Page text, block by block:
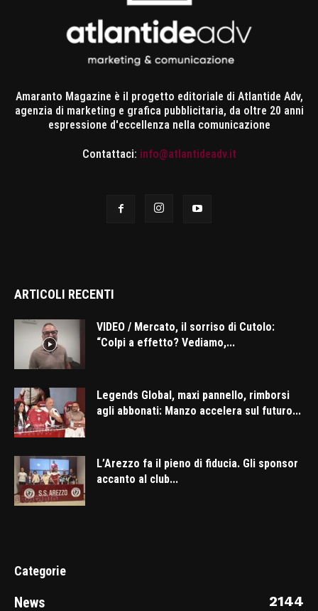
Amaranto Magazine è il progetto editoriale di Atlantide Adv,
agenzia di marketing e grafica pubblicitaria, da oltre 20 anni
espressione d'eccellenza nella comunicazione
Contattaci: info@atlantideadv.it
ARTICOLI RECENTI
VIDEO / Mercato, il sorriso di Cutolo:
“Colpi a effetto? Vediamo,...
Legends Global, maxi pannello, rimborsi
agli abbonati: Manzo accelera sul futuro...
L’Arezzo fa il pieno di fiducia. Gli sponsor
accanto al club...
Categorie
News 2144